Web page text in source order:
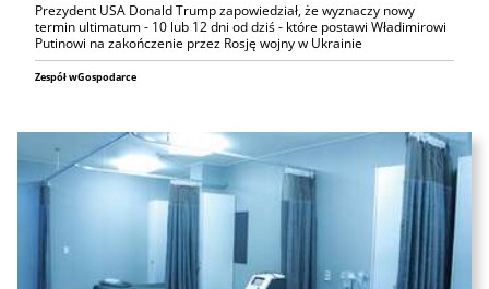
Prezydent USA Donald Trump zapowiedział, że wyznaczy nowy
termin ultimatum - 10 lub 12 dni od dziś - które postawi Władimirowi
Putinowi na zakończenie przez Rosję wojny w Ukrainie
Zespół wGospodarce